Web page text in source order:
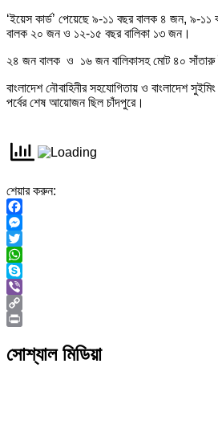
‘ইয়েস কার্ড’ পেয়েছে ৯-১১ বছর বালক ৪ জন, ৯-
বালক ২০ জন ও ১২-১৫ বছর বালিকা ১৩ জন।
২৪ জন বালক ও ১৬ জন বালিকাসহ মোট ৪০ সাঁতারু
বাংলাদেশ নৌবাহিনীর সহযোগিতায় ও বাংলাদেশ
পর্বের শেষ আয়োজন ছিল চাঁদপুরে।
শেয়ার করুন:
Facebook
Messenger
Twitter
WhatsApp
Skype
Viber
Copy
সোশ্যাল মিডিয়া